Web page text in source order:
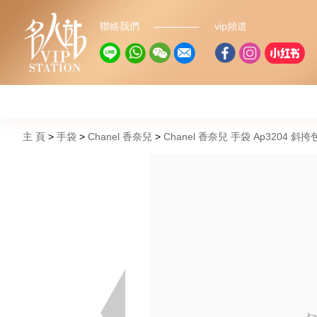
聯絡我們 vip頻道
主 頁 手袋 Chanel 香奈兒 Chanel 香奈兒 手袋 Ap3204 斜挎